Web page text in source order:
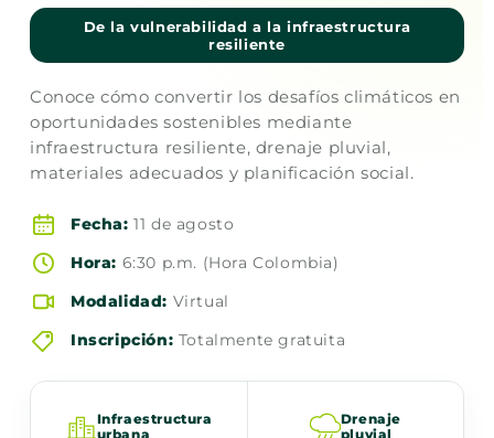
De la vulnerabilidad a la infraestructura
resiliente
Conoce cómo convertir los desafíos climáticos en
oportunidades sostenibles mediante
infraestructura resiliente, drenaje pluvial,
materiales adecuados y planificación social.
Fecha: 11 de agosto
Hora: 6:30 p.m. (Hora Colombia)
Modalidad: Virtual
Inscripción: Totalmente gratuita
Infraestructura
urbana
Drenaje
pluvial